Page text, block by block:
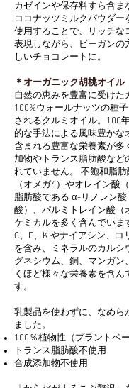
カゼインや保存料すら含ま
ココナッツミルクパウダー
使用することで、リッチな
表現しながら、ビーガンの
しいチョコレートに。
＊オーガニック胡桃オイル
自然の恵みを豊富に受けた
100%ウォールナッツの種
されるクルミオイル。100
的な手法による風味豊かな
含まれる豊富な栄養素が多
加物やトランス脂肪酸など
れていません。 不飽和脂
（オメガ6）やオレイン酸
脂肪酸である α-リノレン
酸）、パルミトレイン酸（
ケミカルを多く含んでいま
C、E、K やナイアシン、コ
を含み、ミネラルのカルシ
グネシウム、銅、マンガン
くほど様々な栄養素を含ん
す。
乳製品を使わずに、なめら
ました。
100％植物性（プラントベー
トランス脂肪酸不使用
合成添加物不使用